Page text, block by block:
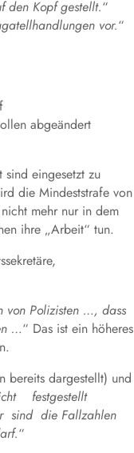
den Kopf gestellt.“
vor.“
abgeändert
eingesetzt zu
die Mindeststrafe von
mehr nur in dem
ihre „Arbeit“ tun.
von Polizisten …, dass
…“ Das ist ein höheres
bereits dargestellt) und
festgestellt
sind die Fallzahlen
“